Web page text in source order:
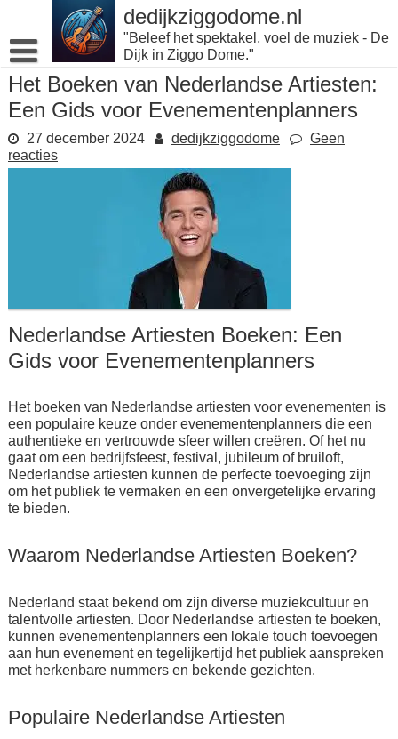
inhoud
gaan
dedijkziggodome.nl
"Beleef het spektakel, voel de muziek - De
Dijk in Ziggo Dome."
Het Boeken van Nederlandse Artiesten:
Een Gids voor Evenementenplanners
27 december 2024 dedijkziggodome
Geen
reacties
Nederlandse Artiesten Boeken: Een
Gids voor Evenementenplanners
Het boeken van Nederlandse artiesten voor evenementen is
een populaire keuze onder evenementenplanners die een
authentieke en vertrouwde sfeer willen creëren. Of het nu
gaat om een bedrijfsfeest, festival, jubileum of bruiloft,
Nederlandse artiesten kunnen de perfecte toevoeging zijn
om het publiek te vermaken en een onvergetelijke ervaring
te bieden.
Waarom Nederlandse Artiesten Boeken?
Nederland staat bekend om zijn diverse muziekcultuur en
talentvolle artiesten. Door Nederlandse artiesten te boeken,
kunnen evenementenplanners een lokale touch toevoegen
aan hun evenement en tegelijkertijd het publiek aanspreken
met herkenbare nummers en bekende gezichten.
Populaire Nederlandse Artiesten